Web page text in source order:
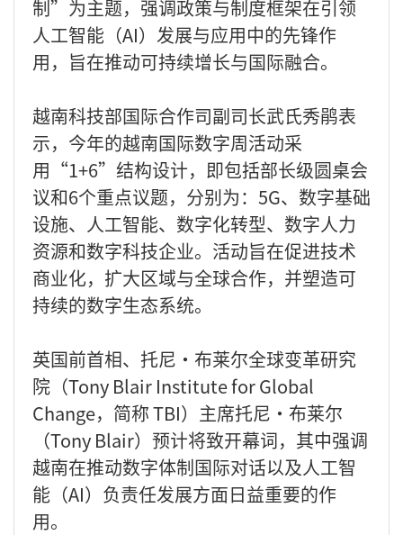
制”为主题，强调政策与制度框架在引领
人工智能（AI）发展与应用中的先锋作
用，旨在推动可持续增长与国际融合。
越南科技部国际合作司副司长武氏秀鹃表
示，今年的越南国际数字周活动采
用“1+6”结构设计，即包括部长级圆桌会
议和6个重点议题，分别为：5G、数字基础
设施、人工智能、数字化转型、数字人力
资源和数字科技企业。活动旨在促进技术
商业化，扩大区域与全球合作，并塑造可
持续的数字生态系统。
英国前首相、托尼·布莱尔全球变革研究
院（Tony Blair Institute for Global
Change，简称 TBI）主席托尼·布莱尔
（Tony Blair）预计将致开幕词，其中强调
越南在推动数字体制国际对话以及人工智
能（AI）负责任发展方面日益重要的作
用。